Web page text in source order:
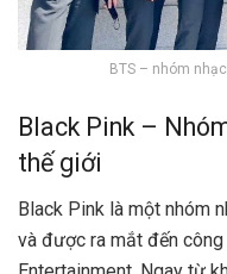
BTS – nhóm
Black Pink –
thế giới
Black Pink là một nhóm
và được ra mắt đến